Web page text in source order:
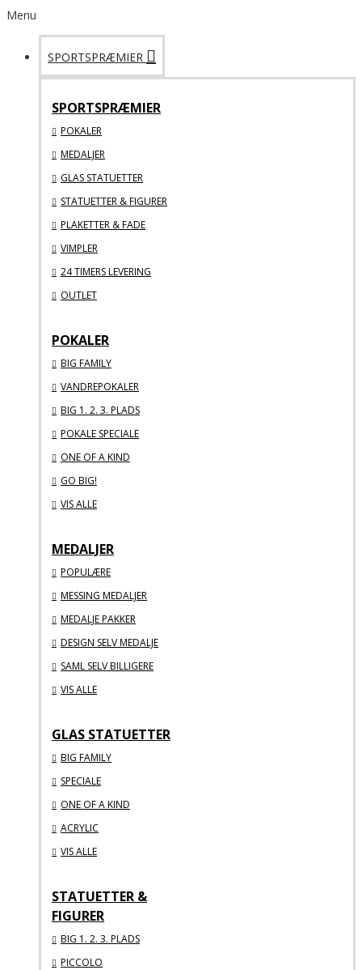
Menu
SPORTSPRÆMIER
SPORTSPRÆMIER
POKALER
MEDALJER
GLAS STATUETTER
STATUETTER & FIGURER
PLAKETTER & FADE
VIMPLER
24 TIMERS LEVERING
OUTLET
POKALER
BIG FAMILY
VANDREPOKALER
BIG 1. 2. 3. PLADS
POKALE SPECIALE
ONE OF A KIND
GO BIG!
VIS ALLE
MEDALJER
POPULÆRE
MESSING MEDALJER
MEDALJE PAKKER
DESIGN SELV MEDALJE
SAML SELV BILLIGERE
VIS ALLE
GLAS STATUETTER
BIG FAMILY
SPECIALE
ONE OF A KIND
ACRYLIC
VIS ALLE
STATUETTER &
FIGURER
BIG 1. 2. 3. PLADS
PICCOLO